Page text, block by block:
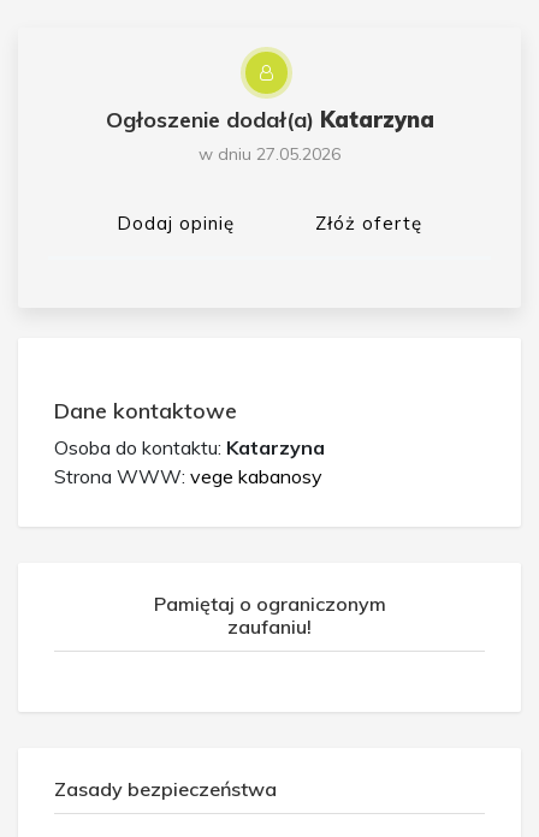
Ogłoszenie dodał(a) Katarzyna
w dniu 27.05.2026
Dodaj opinię Złóż ofertę
Dane kontaktowe
Osoba do kontaktu: Katarzyna
Strona WWW: vege kabanosy
Pamiętaj o ograniczonym
zaufaniu!
Zasady bezpieczeństwa